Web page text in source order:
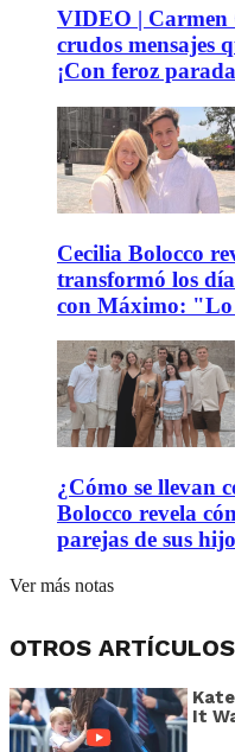
VIDEO | Carmen
crudos mensajes
¡Con feroz
Cecilia Bolocco
transformó los
con Máximo:
¿Cómo se llevan
Bolocco revela
parejas de sus
Ver más notas
OTROS
It